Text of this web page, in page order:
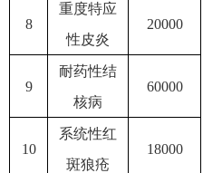
8
重度特应
性皮炎
20000
9
耐药性结
核病
60000
10
系统性红
斑狼疮
18000